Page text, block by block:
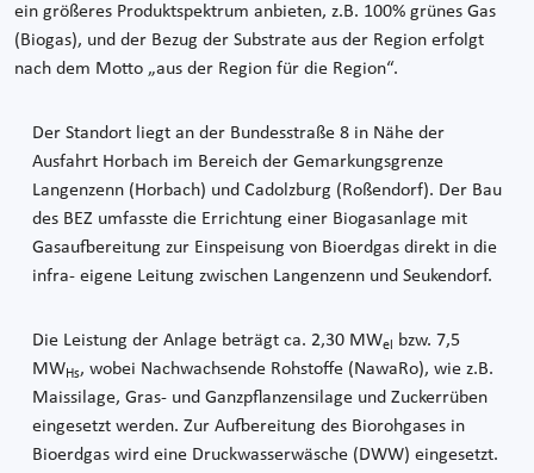
ein größeres Produktspektrum anbieten, z.B. 100% grünes Gas
(Biogas), und der Bezug der Substrate aus der Region erfolgt
nach dem Motto „aus der Region für die Region“.
Der Standort liegt an der Bundesstraße 8 in Nähe der
Ausfahrt Horbach im Bereich der Gemarkungsgrenze
Langenzenn (Horbach) und Cadolzburg (Roßendorf). Der Bau
des BEZ umfasste die Errichtung einer Biogasanlage mit
Gasaufbereitung zur Einspeisung von Bioerdgas direkt in die
infra- eigene Leitung zwischen Langenzenn und Seukendorf.
Die Leistung der Anlage beträgt ca. 2,30 MWel
bzw. 7,5
MWHs, wobei Nachwachsende Rohstoffe (NawaRo), wie z.B.
Maissilage, Gras- und Ganzpflanzensilage und Zuckerrüben
eingesetzt werden. Zur Aufbereitung des Biorohgases in
Bioerdgas wird eine Druckwasserwäsche (DWW) eingesetzt.